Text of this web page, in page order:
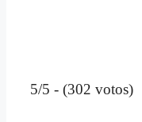
5/5 - (302 votos)